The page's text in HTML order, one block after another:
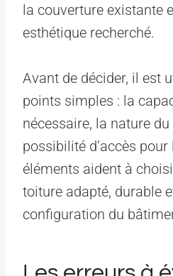
la couverture existante
esthétique recherché.
Avant de décider, il est
points simples : la
nécessaire, la nature
possibilité d’accès pour
éléments aident à
toiture adapté, durable
configuration du